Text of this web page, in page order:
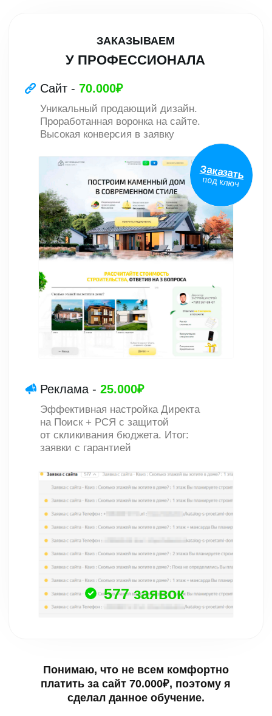
Написать
в Telegram
Задать вопрос
Написать
в WhatsApp
Соглашаюсь с обработкой данных
СЭКОНОМЬТЕ ДО 100.000
РУБЛЕЙ НА ДИЗАЙНЕРАХ,
ПРОГРАММИСТАХ И
МАРКЕТОЛОГАХ.СОЗДАЙТЕ
ВСЁ САМИ ПО МОЕМУ
ОБУЧЕНИЮ
Выбрать тариф
© Copyright. Все права защищены |Политика
Оферта на обучение